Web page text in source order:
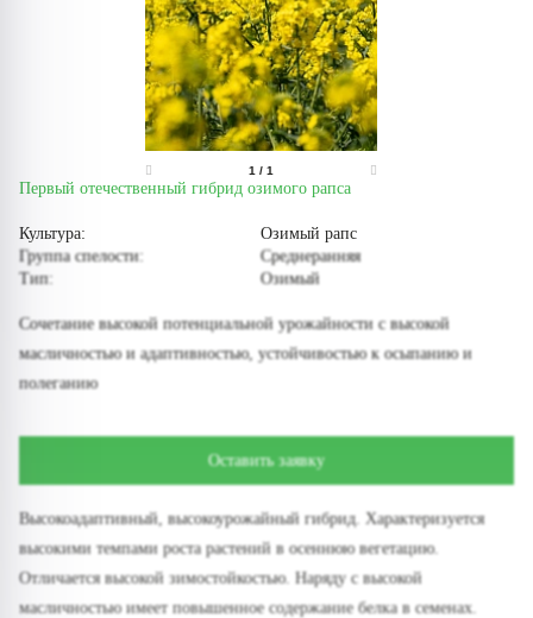
1 / 1
Первый отечественный гибрид озимого рапса
Культура:
Озимый рапс
Группа спелости:
Среднеранняя
Тип:
Озимый
Сочетание высокой потенциальной урожайности с высокой
масличностью и адаптивностью, устойчивостью к осыпанию и
полеганию
Оставить заявку
Высокоадаптивный, высокоурожайный гибрид. Характеризуется
высокими темпами роста растений в осеннюю вегетацию.
Отличается высокой зимостойкостью. Наряду с высокой
масличностью имеет повышенное содержание белка в семенах.